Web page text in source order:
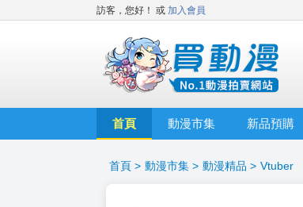
訪客，您好！ 或 加入會員
首頁 動漫市集 新品預購
首頁 > 動漫市集 > 動漫精品 > Vtuber